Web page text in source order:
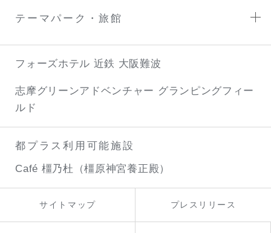
テーマパーク・旅館
フォーズホテル 近鉄 大阪難波
志摩グリーンアドベンチャー グランピングフィー
ルド
都プラス利用可能施設
Café 橿乃杜（橿原神宮養正殿）
サイトマップ プレスリリース